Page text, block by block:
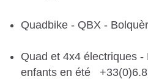
Quadbike - QBX -
Quad et 4x4 électriques
enfants en été